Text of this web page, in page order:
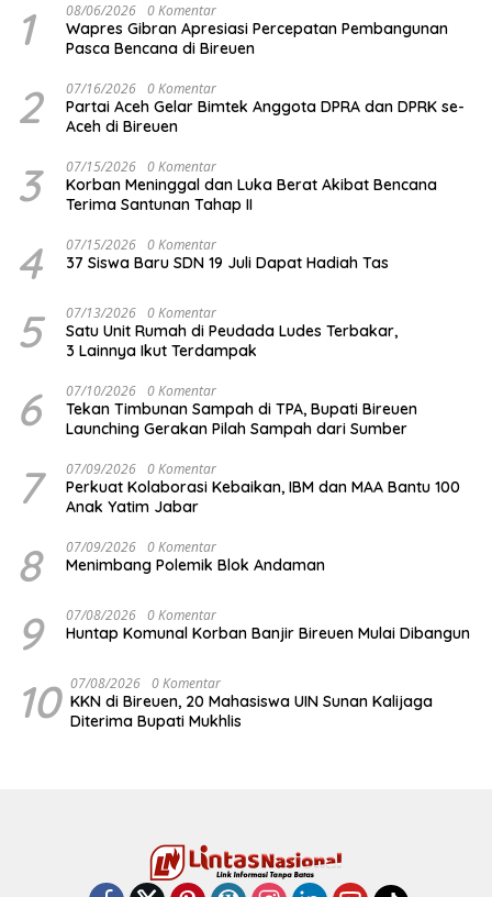
1 08/06/2026 0 Komentar
Wapres Gibran Apresiasi Percepatan Pembangunan
Pasca Bencana di Bireuen
2 07/16/2026 0 Komentar
Partai Aceh Gelar Bimtek Anggota DPRA dan DPRK se-
Aceh di Bireuen
3 07/15/2026 0 Komentar
Korban Meninggal dan Luka Berat Akibat Bencana
Terima Santunan Tahap II
4 07/15/2026 0 Komentar
37 Siswa Baru SDN 19 Juli Dapat Hadiah Tas
5 07/13/2026 0 Komentar
Satu Unit Rumah di Peudada Ludes Terbakar,
3 Lainnya Ikut Terdampak
6 07/10/2026 0 Komentar
Tekan Timbunan Sampah di TPA, Bupati Bireuen
Launching Gerakan Pilah Sampah dari Sumber
7 07/09/2026 0 Komentar
Perkuat Kolaborasi Kebaikan, IBM dan MAA Bantu 100
Anak Yatim Jabar
8 07/09/2026 0 Komentar
Menimbang Polemik Blok Andaman
9 07/08/2026 0 Komentar
Huntap Komunal Korban Banjir Bireuen Mulai Dibangun
10 07/08/2026 0 Komentar
KKN di Bireuen, 20 Mahasiswa UIN Sunan Kalijaga